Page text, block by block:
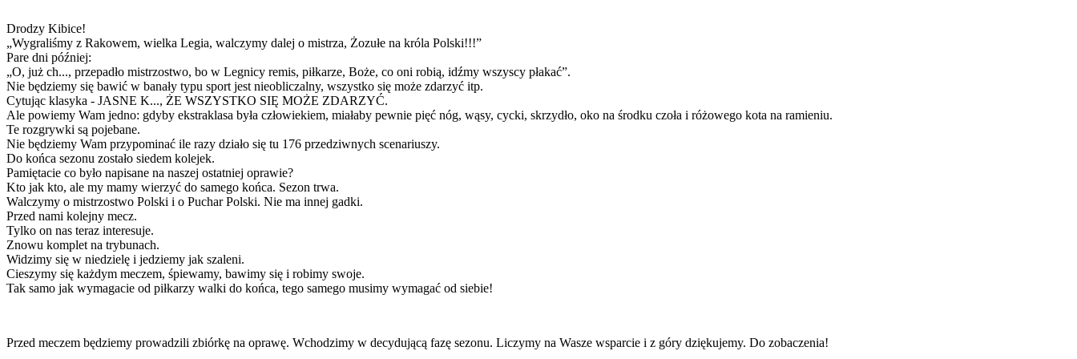
Drodzy Kibice!
„Wygraliśmy z Rakowem, wielka Legia, walczymy dalej o mistrza, Żozułe na króla Polski!!!”
Pare dni później:
„O, już ch..., przepadło mistrzostwo, bo w Legnicy remis, piłkarze, Boże, co oni robią, idźmy wszyscy płakać”.
Nie będziemy się bawić w banały typu sport jest nieobliczalny, wszystko się może zdarzyć itp.
Cytując klasyka - JASNE K..., ŻE WSZYSTKO SIĘ MOŻE ZDARZYĆ.
Ale powiemy Wam jedno: gdyby ekstraklasa była człowiekiem, miałaby pewnie pięć nóg, wąsy, cycki, skrzydło, oko na środku czoła i różowego kota na ramieniu.
Te rozgrywki są pojebane.
Nie będziemy Wam przypominać ile razy działo się tu 176 przedziwnych scenariuszy.
Do końca sezonu zostało siedem kolejek.
Pamiętacie co było napisane na naszej ostatniej oprawie?
Kto jak kto, ale my mamy wierzyć do samego końca. Sezon trwa.
Walczymy o mistrzostwo Polski i o Puchar Polski. Nie ma innej gadki.
Przed nami kolejny mecz.
Tylko on nas teraz interesuje.
Znowu komplet na trybunach.
Widzimy się w niedzielę i jedziemy jak szaleni.
Cieszymy się każdym meczem, śpiewamy, bawimy się i robimy swoje.
Tak samo jak wymagacie od piłkarzy walki do końca, tego samego musimy wymagać od siebie!
Przed meczem będziemy prowadzili zbiórkę na oprawę. Wchodzimy w decydującą fazę sezonu. Liczymy na Wasze wsparcie i z góry dziękujemy. Do zobaczenia!